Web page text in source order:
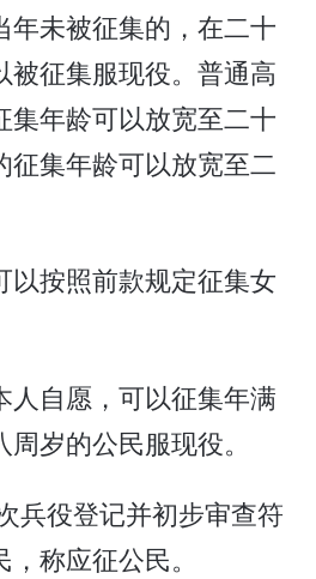
年未被征集的，在二十
被征集服现役。普通高
集年龄可以放宽至二十
征集年龄可以放宽至二
以按照前款规定征集女
人自愿，可以征集年满
岁的公民服现役。
兵役登记并初步审查符
称应征公民。